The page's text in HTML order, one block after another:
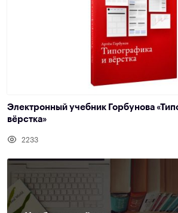
Электронный учебник Горбунова
вёрстка»
2233